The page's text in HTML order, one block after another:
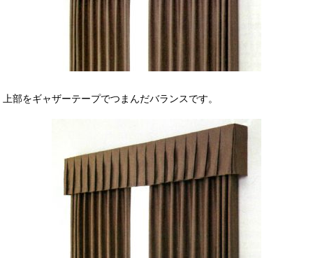
上部をギャザーテープでつまんだバランスです。